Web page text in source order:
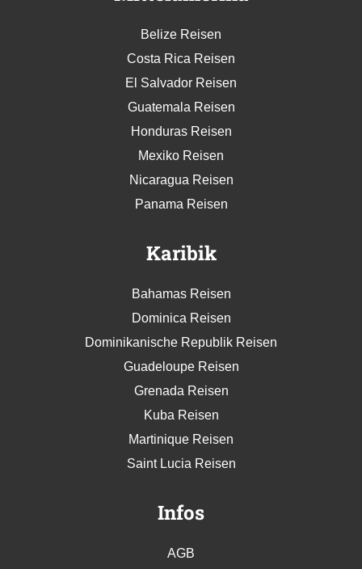
Belize Reisen
Costa Rica Reisen
El Salvador Reisen
Guatemala Reisen
Honduras Reisen
Mexiko Reisen
Nicaragua Reisen
Panama Reisen
Karibik
Bahamas Reisen
Dominica Reisen
Dominikanische Republik Reisen
Guadeloupe Reisen
Grenada Reisen
Kuba Reisen
Martinique Reisen
Saint Lucia Reisen
Infos
AGB